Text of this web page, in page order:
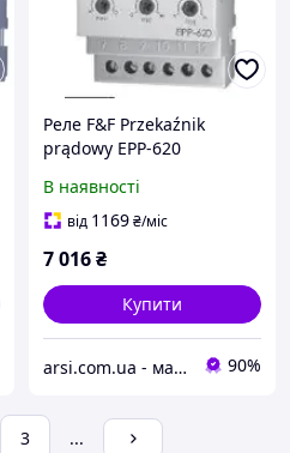
Реле F&F Przekaźnik
prądowy EPP-620
В наявності
від 1169₴/міс
7 016₴
Купити
arsi.com.ua - магазин техніки 90%
3 ...